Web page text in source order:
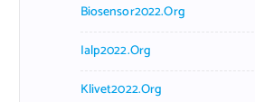
Biosensor2022.org
Ialp2022.org
Klivet2022.org